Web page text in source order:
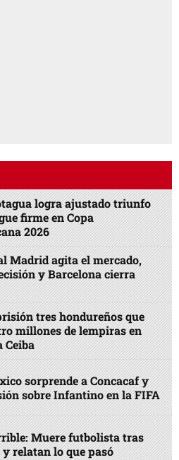
logra ajustado triunfo
firme en Copa
2026
Madrid agita el mercado,
y Barcelona cierra
tres hondureños que
millones de lempiras en
Ceiba
sorprende a Concacaf y
sobre Infantino en la FIFA
Muere futbolista tras
relatan lo que pasó